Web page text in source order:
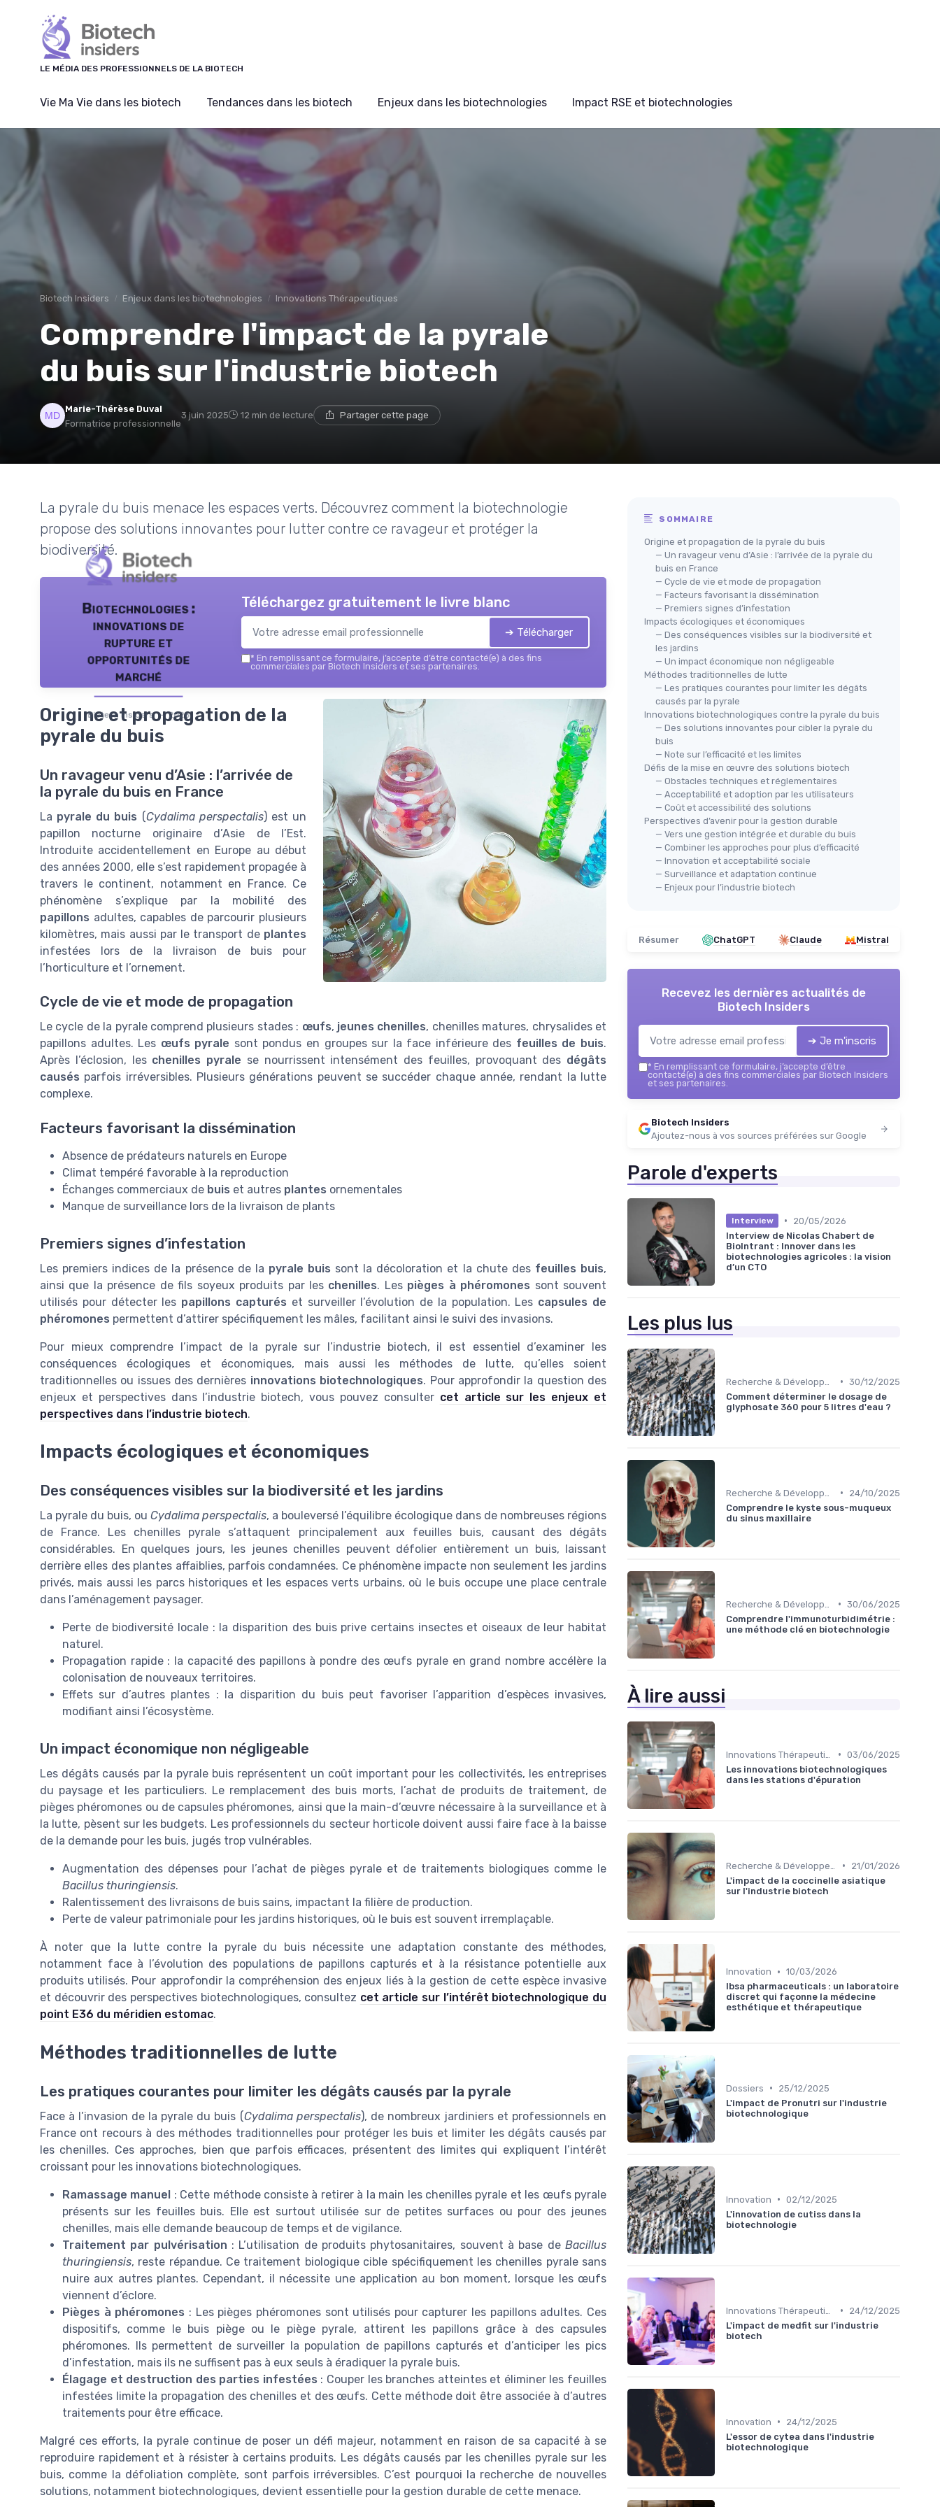
LE MÉDIA DES PROFESSIONNELS DE LA BIOTECH
Vie Ma Vie dans les biotech Tendances dans les biotech Enjeux dans les biotechnologies Impact RSE et biotechnologies
Biotech Insiders Enjeux dans les biotechnologies Innovations Thérapeutiques
Comprendre l'impact de la pyrale
du buis sur l'industrie biotech
Marie-Thérèse Duval
Formatrice professionnelle
3 juin 2025 12 min de lecture Partager cette page
La pyrale du buis menace les espaces verts. Découvrez comment la biotechnologie
propose des solutions innovantes pour lutter contre ce ravageur et protéger la
biodiversité.
Biotechnologies :
innovations de
rupture et
opportunités de
marché
Biotech Insiders — 2026
Téléchargez gratuitement le livre blanc
➔ Télécharger
* En remplissant ce formulaire, j’accepte d’être contacté(e) à des fins
commerciales par Biotech Insiders et ses partenaires.
Origine et propagation de la
pyrale du buis
Un ravageur venu d’Asie : l’arrivée de
la pyrale du buis en France
La pyrale du buis (Cydalima perspectalis) est un
papillon nocturne originaire d’Asie de l’Est.
Introduite accidentellement en Europe au début
des années 2000, elle s’est rapidement propagée à
travers le continent, notamment en France. Ce
phénomène s’explique par la mobilité des
papillons adultes, capables de parcourir plusieurs
kilomètres, mais aussi par le transport de plantes
infestées lors de la livraison de buis pour
l’horticulture et l’ornement.
Cycle de vie et mode de propagation
Le cycle de la pyrale comprend plusieurs stades : œufs, jeunes chenilles, chenilles matures, chrysalides et
papillons adultes. Les œufs pyrale sont pondus en groupes sur la face inférieure des feuilles de buis.
Après l’éclosion, les chenilles pyrale se nourrissent intensément des feuilles, provoquant des dégâts
causés parfois irréversibles. Plusieurs générations peuvent se succéder chaque année, rendant la lutte
complexe.
Facteurs favorisant la dissémination
Absence de prédateurs naturels en Europe
Climat tempéré favorable à la reproduction
Échanges commerciaux de buis et autres plantes ornementales
Manque de surveillance lors de la livraison de plants
Premiers signes d’infestation
Les premiers indices de la présence de la pyrale buis sont la décoloration et la chute des feuilles buis,
ainsi que la présence de fils soyeux produits par les chenilles. Les pièges à phéromones sont souvent
utilisés pour détecter les papillons capturés et surveiller l’évolution de la population. Les capsules de
phéromones permettent d’attirer spécifiquement les mâles, facilitant ainsi le suivi des invasions.
Pour mieux comprendre l’impact de la pyrale sur l’industrie biotech, il est essentiel d’examiner les
conséquences écologiques et économiques, mais aussi les méthodes de lutte, qu’elles soient
traditionnelles ou issues des dernières innovations biotechnologiques. Pour approfondir la question des
enjeux et perspectives dans l’industrie biotech, vous pouvez consulter cet article sur les enjeux et
perspectives dans l’industrie biotech.
Impacts écologiques et économiques
Des conséquences visibles sur la biodiversité et les jardins
La pyrale du buis, ou Cydalima perspectalis, a bouleversé l’équilibre écologique dans de nombreuses régions
de France. Les chenilles pyrale s’attaquent principalement aux feuilles buis, causant des dégâts
considérables. En quelques jours, les jeunes chenilles peuvent défolier entièrement un buis, laissant
derrière elles des plantes affaiblies, parfois condamnées. Ce phénomène impacte non seulement les jardins
privés, mais aussi les parcs historiques et les espaces verts urbains, où le buis occupe une place centrale
dans l’aménagement paysager.
Perte de biodiversité locale : la disparition des buis prive certains insectes et oiseaux de leur habitat
naturel.
Propagation rapide : la capacité des papillons à pondre des œufs pyrale en grand nombre accélère la
colonisation de nouveaux territoires.
Effets sur d’autres plantes : la disparition du buis peut favoriser l’apparition d’espèces invasives,
modifiant ainsi l’écosystème.
Un impact économique non négligeable
Les dégâts causés par la pyrale buis représentent un coût important pour les collectivités, les entreprises
du paysage et les particuliers. Le remplacement des buis morts, l’achat de produits de traitement, de
pièges phéromones ou de capsules phéromones, ainsi que la main-d’œuvre nécessaire à la surveillance et à
la lutte, pèsent sur les budgets. Les professionnels du secteur horticole doivent aussi faire face à la baisse
de la demande pour les buis, jugés trop vulnérables.
Augmentation des dépenses pour l’achat de pièges pyrale et de traitements biologiques comme le
Bacillus thuringiensis.
Ralentissement des livraisons de buis sains, impactant la filière de production.
Perte de valeur patrimoniale pour les jardins historiques, où le buis est souvent irremplaçable.
À noter que la lutte contre la pyrale du buis nécessite une adaptation constante des méthodes,
notamment face à l’évolution des populations de papillons capturés et à la résistance potentielle aux
produits utilisés. Pour approfondir la compréhension des enjeux liés à la gestion de cette espèce invasive
et découvrir des perspectives biotechnologiques, consultez cet article sur l’intérêt biotechnologique du
point E36 du méridien estomac.
Méthodes traditionnelles de lutte
Les pratiques courantes pour limiter les dégâts causés par la pyrale
Face à l’invasion de la pyrale du buis (Cydalima perspectalis), de nombreux jardiniers et professionnels en
France ont recours à des méthodes traditionnelles pour protéger les buis et limiter les dégâts causés par
les chenilles. Ces approches, bien que parfois efficaces, présentent des limites qui expliquent l’intérêt
croissant pour les innovations biotechnologiques.
Ramassage manuel : Cette méthode consiste à retirer à la main les chenilles pyrale et les œufs pyrale
présents sur les feuilles buis. Elle est surtout utilisée sur de petites surfaces ou pour des jeunes
chenilles, mais elle demande beaucoup de temps et de vigilance.
Traitement par pulvérisation : L’utilisation de produits phytosanitaires, souvent à base deBacillus
thuringiensis, reste répandue. Ce traitement biologique cible spécifiquement les chenilles pyrale sans
nuire aux autres plantes. Cependant, il nécessite une application au bon moment, lorsque les œufs
viennent d’éclore.
Pièges à phéromones : Les pièges phéromones sont utilisés pour capturer les papillons adultes. Ces
dispositifs, comme le buis piège ou le piège pyrale, attirent les papillons grâce à des capsules
phéromones. Ils permettent de surveiller la population de papillons capturés et d’anticiper les pics
d’infestation, mais ils ne suffisent pas à eux seuls à éradiquer la pyrale buis.
Élagage et destruction des parties infestées : Couper les branches atteintes et éliminer les feuilles
infestées limite la propagation des chenilles et des œufs. Cette méthode doit être associée à d’autres
traitements pour être efficace.
Malgré ces efforts, la pyrale continue de poser un défi majeur, notamment en raison de sa capacité à se
reproduire rapidement et à résister à certains produits. Les dégâts causés par les chenilles pyrale sur les
buis, comme la défoliation complète, sont parfois irréversibles. C’est pourquoi la recherche de nouvelles
solutions, notamment biotechnologiques, devient essentielle pour la gestion durable de cette menace.
SOMMAIRE
Origine et propagation de la pyrale du buis
— Un ravageur venu d’Asie : l’arrivée de la pyrale du
buis en France
— Cycle de vie et mode de propagation
— Facteurs favorisant la dissémination
— Premiers signes d’infestation
Impacts écologiques et économiques
— Des conséquences visibles sur la biodiversité et
les jardins
— Un impact économique non négligeable
Méthodes traditionnelles de lutte
— Les pratiques courantes pour limiter les dégâts
causés par la pyrale
Innovations biotechnologiques contre la pyrale du buis
— Des solutions innovantes pour cibler la pyrale du
buis
— Note sur l’efficacité et les limites
Défis de la mise en œuvre des solutions biotech
— Obstacles techniques et réglementaires
— Acceptabilité et adoption par les utilisateurs
— Coût et accessibilité des solutions
Perspectives d’avenir pour la gestion durable
— Vers une gestion intégrée et durable du buis
— Combiner les approches pour plus d’efficacité
— Innovation et acceptabilité sociale
— Surveillance et adaptation continue
— Enjeux pour l’industrie biotech
Résumer ChatGPT Claude Mistral
Recevez les dernières actualités de
Biotech Insiders
➔ Je m'inscris
* En remplissant ce formulaire, j’accepte d’être
contacté(e) à des fins commerciales par Biotech Insiders
et ses partenaires.
Biotech Insiders
Ajoutez-nous à vos sources préférées sur Google
Parole d'experts
Interview •
20/05/2026
Interview de Nicolas Chabert de
BioIntrant : Innover dans les
biotechnologies agricoles : la vision
d’un CTO
Les plus lus
• 30/12/2025
Comment déterminer le dosage de
glyphosate 360 pour 5 litres d'eau ?
•
24/10/2025
Comprendre le kyste sous-muqueux
du sinus maxillaire
• 30/06/2025
Comprendre l'immunoturbidimétrie :
une méthode clé en biotechnologie
À lire aussi
• 03/06/2025
Les innovations biotechnologiques
dans les stations d'épuration
•
21/01/2026
L'impact de la coccinelle asiatique
sur l'industrie biotech
Innovation • 10/03/2026
Ibsa pharmaceuticals : un laboratoire
discret qui façonne la médecine
esthétique et thérapeutique
Dossiers •
25/12/2025
L'impact de Pronutri sur l'industrie
biotechnologique
Innovation • 02/12/2025
L'innovation de cutiss dans la
biotechnologie
•
24/12/2025
L'impact de medfit sur l'industrie
biotech
Innovation •
24/12/2025
L'essor de cytea dans l'industrie
biotechnologique